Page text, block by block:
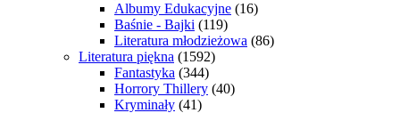
Albumy Edukacyjne (16)
Baśnie - Bajki (119)
Literatura młodzieżowa (86)
Literatura piękna (1592)
Fantastyka (344)
Horrory Thillery (40)
Kryminały (41)